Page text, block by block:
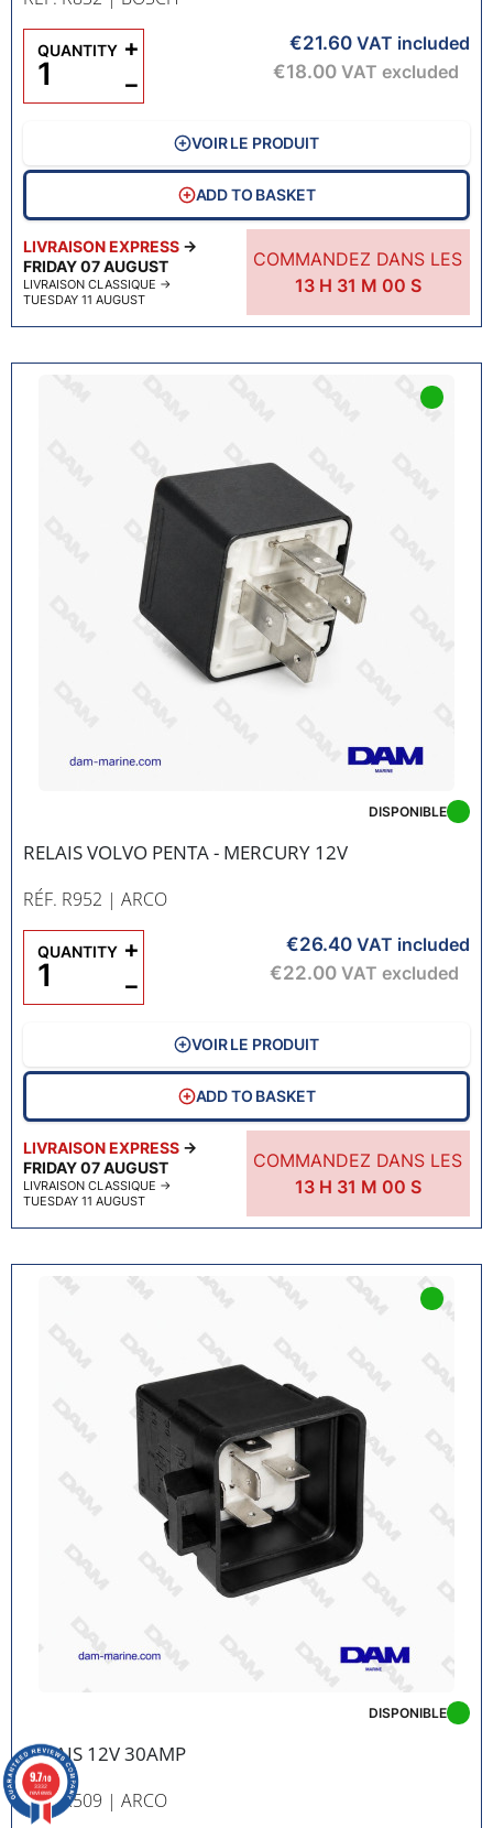
LIVRAISON EXPRESS →
FRIDAY 07 AUGUST
LIVRAISON CLASSIQUE →
TUESDAY 11 AUGUST
COMMANDEZ DANS LES
13H 30 M59 S
€21.60 VAT included
€18.00 VAT excluded
QUANTITY
−
+
VOIR LE PRODUIT
ADD TO BASKET
RELAIS VOLVO PENTA - MERCURY 12V
RÉF. R952 | ARCO
LIVRAISON EXPRESS →
FRIDAY 07 AUGUST
LIVRAISON CLASSIQUE →
TUESDAY 11 AUGUST
COMMANDEZ DANS LES
13H 30 M59 S
DISPONIBLE
€26.40 VAT included
€22.00 VAT excluded
QUANTITY
−
+
VOIR LE PRODUIT
ADD TO BASKET
RELAIS 12V 30AMP
RÉF. R509 | ARCO
DISPONIBLE
9.7/10
3332
reviews